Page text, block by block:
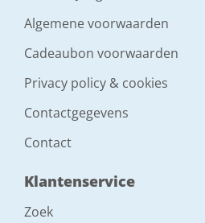
Algemene voorwaarden
Cadeaubon voorwaarden
Privacy policy & cookies
Contactgegevens
Contact
Klantenservice
Zoek